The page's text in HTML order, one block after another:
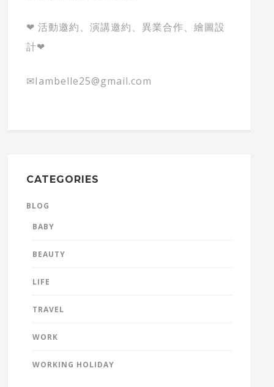
❤ 活動邀約、演講邀約、異業合作、繪圖設
計❤
✉Iambelle25@gmail.com
CATEGORIES
BLOG
BABY
BEAUTY
LIFE
TRAVEL
WORK
WORKING HOLIDAY